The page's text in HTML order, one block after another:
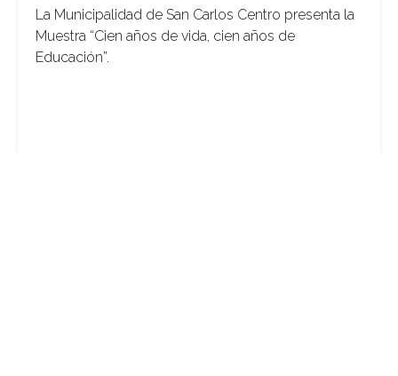
La Municipalidad de San Carlos Centro presenta la
Muestra “Cien años de vida, cien años de
Educación”.